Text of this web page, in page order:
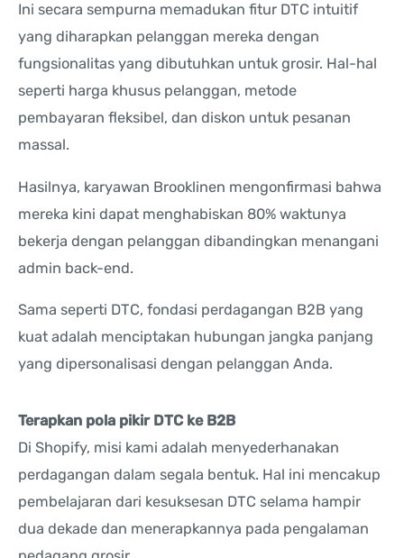
Ini secara sempurna memadukan fitur DTC intuitif
yang diharapkan pelanggan mereka dengan
fungsionalitas yang dibutuhkan untuk grosir. Hal-hal
seperti harga khusus pelanggan, metode
pembayaran fleksibel, dan diskon untuk pesanan
massal.
Hasilnya, karyawan Brooklinen mengonfirmasi bahwa
mereka kini dapat menghabiskan 80% waktunya
bekerja dengan pelanggan dibandingkan menangani
admin back-end.
Sama seperti DTC, fondasi perdagangan B2B yang
kuat adalah menciptakan hubungan jangka panjang
yang dipersonalisasi dengan pelanggan Anda.
Terapkan pola pikir DTC ke B2B
Di Shopify, misi kami adalah menyederhanakan
perdagangan dalam segala bentuk. Hal ini mencakup
pembelajaran dari kesuksesan DTC selama hampir
dua dekade dan menerapkannya pada pengalaman